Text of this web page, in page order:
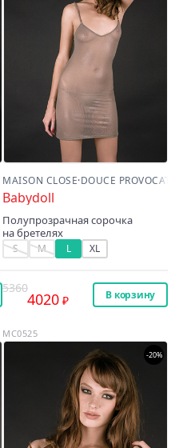
MAISON CLOSE·DOUCE
Babydoll
Полупрозрачная сорочка
на бретелях
S M L XL
5360
4020 В корзину
MC0525
-20%